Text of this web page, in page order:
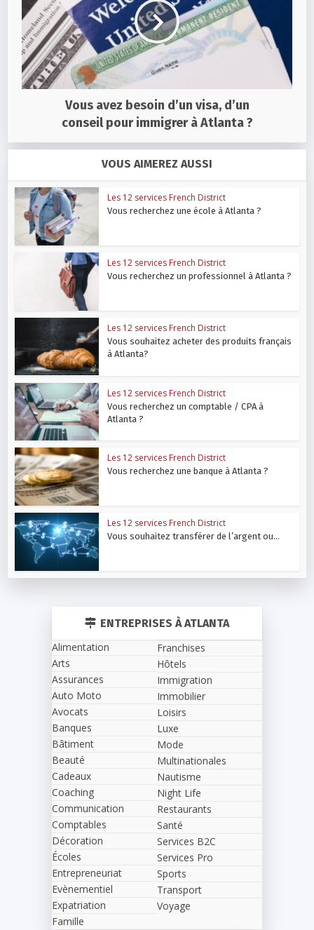
Vous avez besoin d’un visa, d’un
conseil pour immigrer à Atlanta ?
VOUS AIMEREZ AUSSI
Les 12 services French District
Vous recherchez une école à Atlanta ?
Les 12 services French District
Vous recherchez un professionnel à Atlanta ?
Les 12 services French District
Vous souhaitez acheter des produits français
à Atlanta?
Les 12 services French District
Vous recherchez un comptable / CPA à
Atlanta ?
Les 12 services French District
Vous recherchez une banque à Atlanta ?
Les 12 services French District
Vous souhaitez transférer de l’argent ou...
ENTREPRISES À ATLANTA
Alimentation
Arts
Assurances
Auto Moto
Avocats
Banques
Bâtiment
Beauté
Cadeaux
Coaching
Communication
Comptables
Décoration
Écoles
Entrepreneuriat
Evènementiel
Expatriation
Famille
Franchises
Hôtels
Immigration
Immobilier
Loisirs
Luxe
Mode
Multinationales
Nautisme
Night Life
Restaurants
Santé
Services B2C
Services Pro
Sports
Transport
Voyage